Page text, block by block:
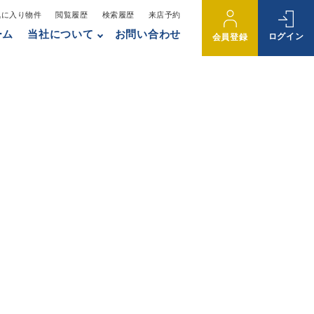
入り物件 閲覧履歴 検索履歴 来店予約
当社について お問い合わせ 会員登録 ログイン